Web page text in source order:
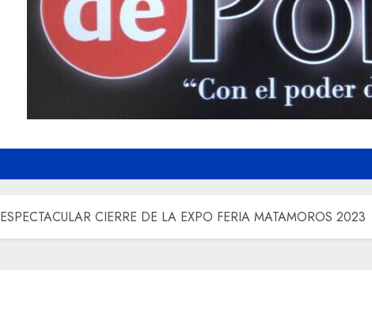
ESPECTACULAR CIERRE DE LA EXPO FERIA MATAMOROS 2023